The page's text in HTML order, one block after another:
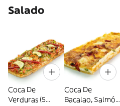
Salado
Coca De
Verduras (5
Coca De
Bacalao, Salmón